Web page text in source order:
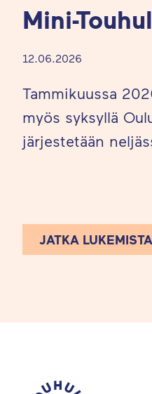
Mini-
12.06.2026
Tammikuussa
myös syksyllä
järjestetään
JATKA LUKEMISTA